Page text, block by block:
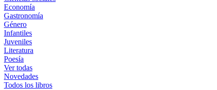
Economía
Gastronomía
Género
Infantiles
Juveniles
Literatura
Poesía
Ver todas
Novedades
Todos los libros